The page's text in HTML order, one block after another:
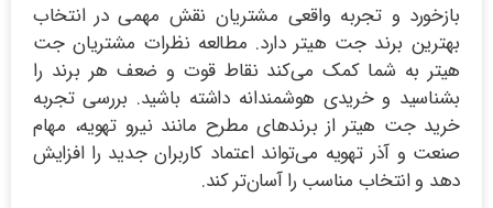
بازخورد و تجربه واقعی مشتریان نقش مهمی در انتخاب
بهترین برند جت هیتر دارد. مطالعه نظرات مشتریان جت
هیتر به شما کمک می‌کند نقاط قوت و ضعف هر برند را
بشناسید و خریدی هوشمندانه داشته باشید. بررسی تجربه
خرید جت هیتر از برندهای مطرح مانند نیرو تهویه، مهام
صنعت و آذر تهویه می‌تواند اعتماد کاربران جدید را افزایش
دهد و انتخاب مناسب را آسان‌تر کند.